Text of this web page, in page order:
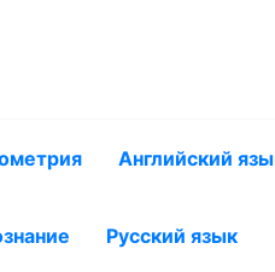
Английский
Русский язык